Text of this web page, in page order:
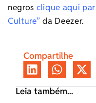
negros clique aqui
Culture” da Deezer.
Compartilhe
Leia também...